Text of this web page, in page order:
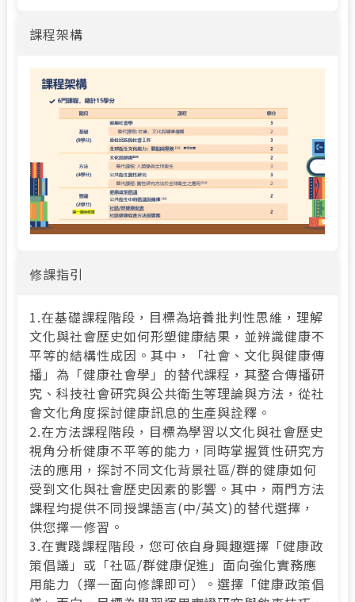
課程架構
修課指引
1.在基礎課程階段，目標為培養批判性思維，理解
文化與社會歷史如何形塑健康結果，並辨識健康不
平等的結構性成因。其中，「社會、文化與健康傳
播」為「健康社會學」的替代課程，其整合傳播研
究、科技社會研究與公共衛生等理論與方法，從社
會文化角度探討健康訊息的生產與詮釋。
2.在方法課程階段，目標為學習以文化與社會歷史
視角分析健康不平等的能力，同時掌握質性研究方
法的應用，探討不同文化背景社區/群的健康如何
受到文化與社會歷史因素的影響。其中，兩門方法
課程均提供不同授課語言(中/英文)的替代選擇，
供您擇一修習。
3.在實踐課程階段，您可依自身興趣選擇「健康政
策倡議」或「社區/群健康促進」面向強化實務應
用能力（擇一面向修課即可）。選擇「健康政策倡